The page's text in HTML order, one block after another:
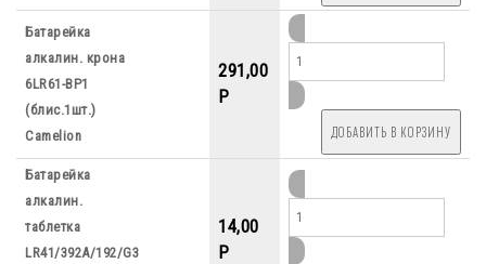
Батарейка
алкалин. крона
6LR61-BP1
(блис.1шт.)
Camelion
291,00
P
Батарейка
алкалин.
таблетка
LR41/392A/192/G3
14,00
P